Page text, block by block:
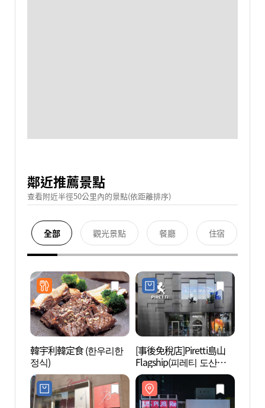
鄰近推薦景點
查看附近半徑50公里內的景點(依距離排序)
全部 觀光景點 餐廳 住宿
韓宇利韓定食 (한우리한
정식)
[事後免稅店]Piretti島山
Flagship(피레티 도산
FLAGSHOP)